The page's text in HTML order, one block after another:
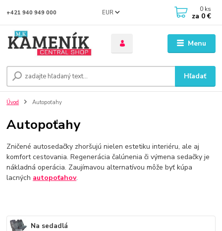
Menu
EUR
Hľadať
+421 940 949 000 0 ks
za 0 €
Úvod Autopoťahy
Autopoťahy
Zničené autosedačky zhoršujú nielen estetiku interiéru, ale aj
komfort cestovania. Regenerácia čalúnenia či výmena sedačky je
nákladná operácia. Zaujímavou alternatívou môže byť kúpa
lacných autopoťahov.
Na sedadlá